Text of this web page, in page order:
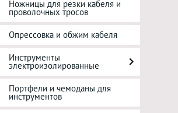
Ножницы для резки кабеля и
проволочных тросов
Опрессовка и обжим кабеля
Инструменты
электроизолированные
Портфели и чемоданы для
инструментов